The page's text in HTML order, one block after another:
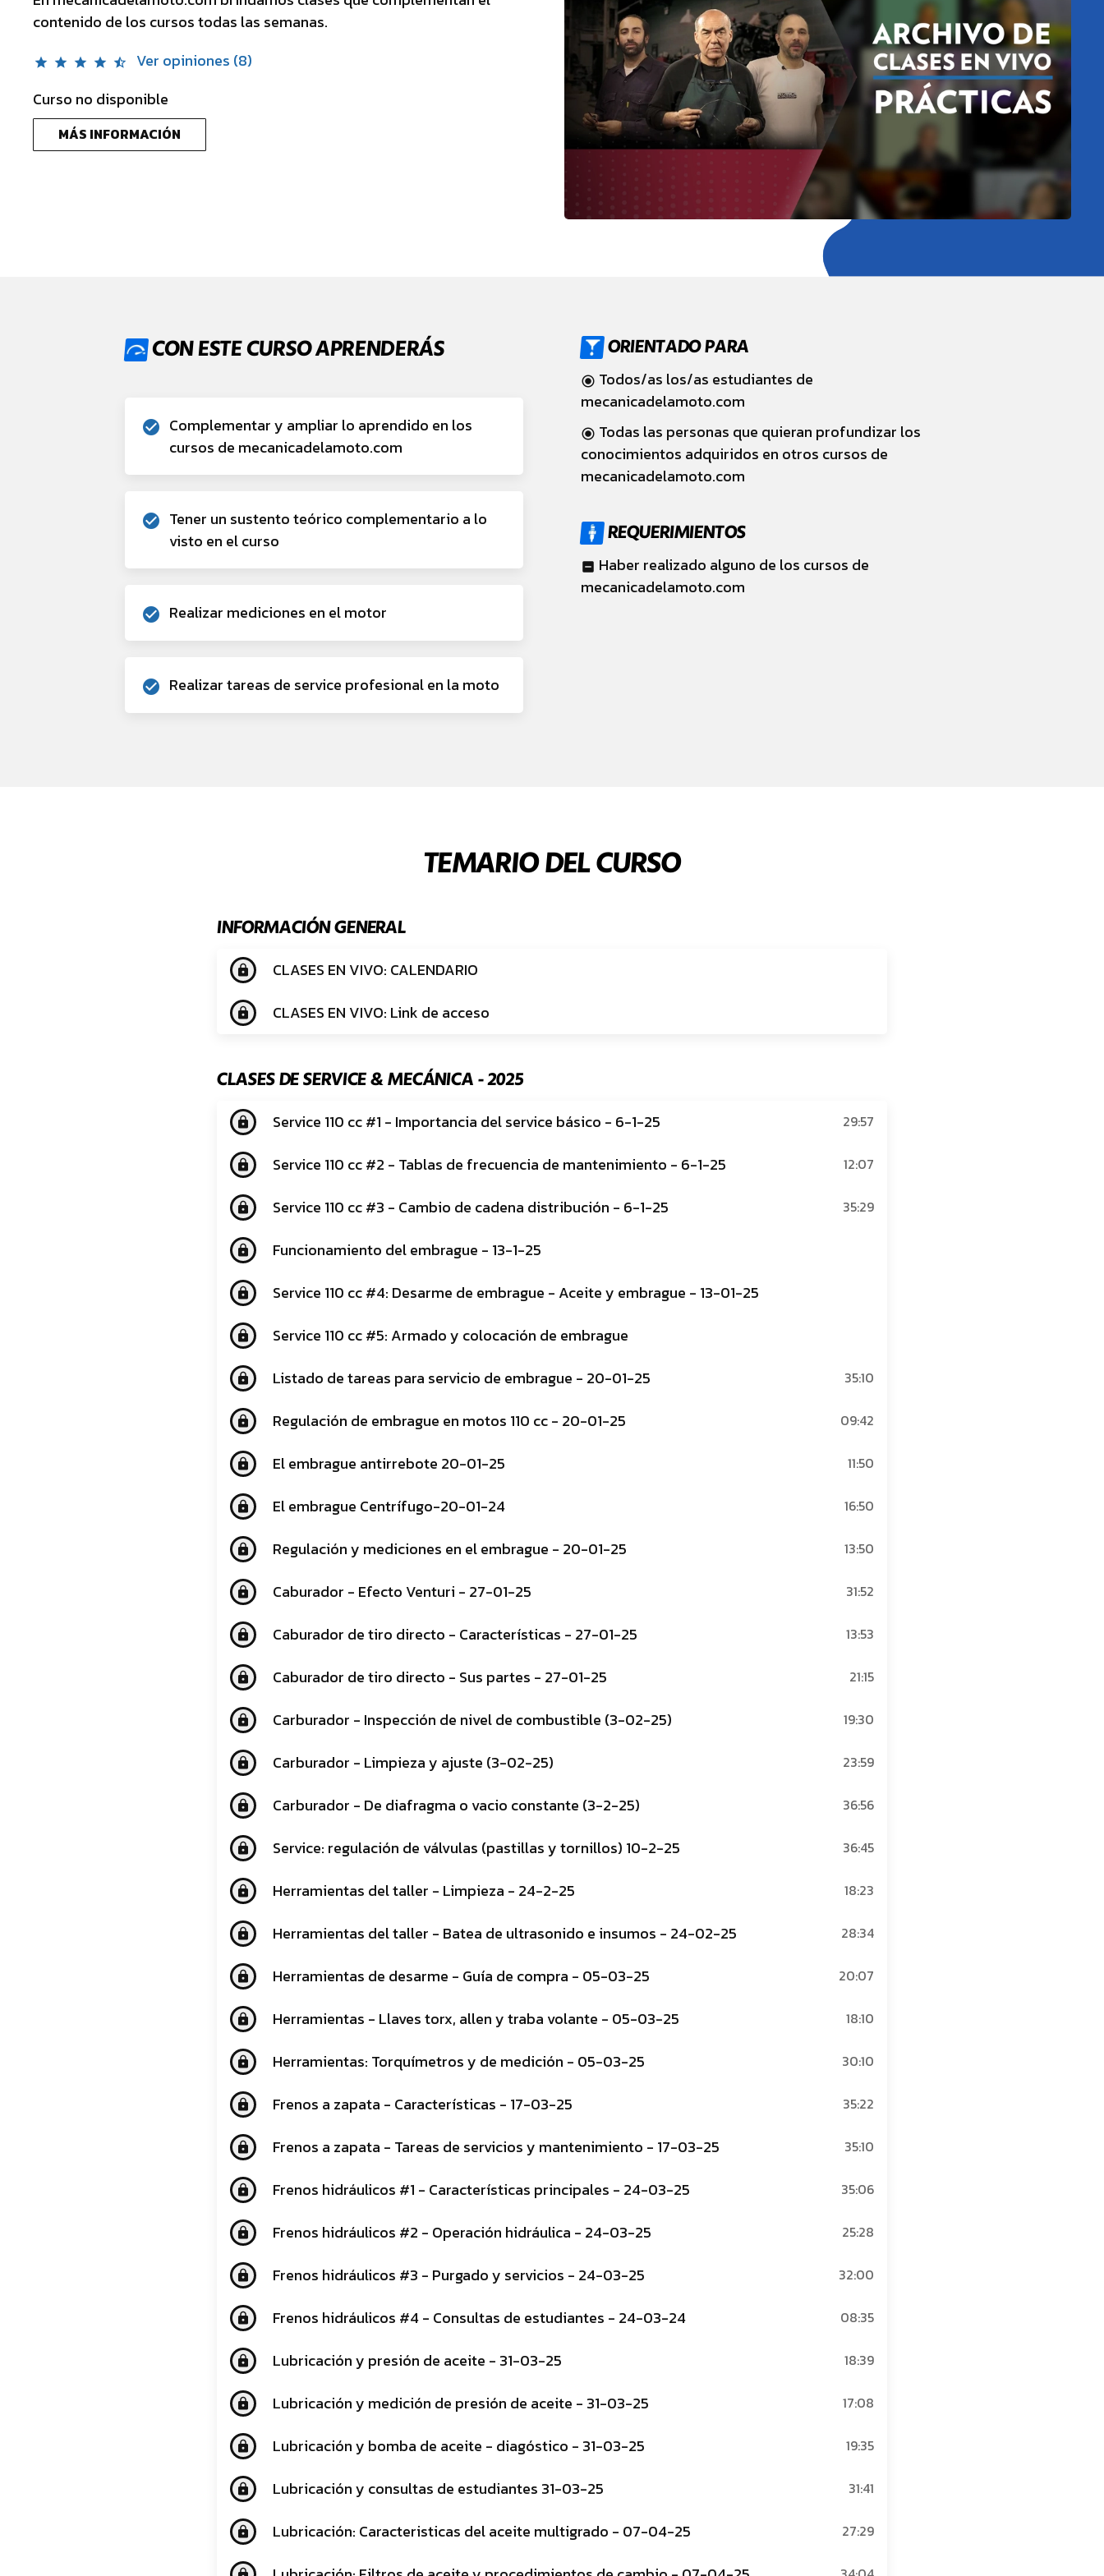
contenido de los cursos todas las semanas.
star star star star star_half
Ver opiniones (8)
Curso no disponible
MÁS INFORMACIÓN
CON ESTE CURSO APRENDERÁS
check_circle Complementar y ampliar lo aprendido en los
cursos de mecanicadelamoto.com
check_circle Tener un sustento teórico complementario a lo
visto en el curso
check_circle Realizar mediciones en el motor
check_circle Realizar tareas de service profesional en la moto
ORIENTADO PARA
radio_button_checked Todos/as los/as estudiantes de
mecanicadelamoto.com
radio_button_checked Todas las personas que quieran profundizar los
conocimientos adquiridos en otros cursos de
mecanicadelamoto.com
REQUERIMIENTOS
indeterminate_check_box Haber realizado alguno de los cursos de
mecanicadelamoto.com
TEMARIO DEL CURSO
INFORMACIÓN GENERAL
lock CLASES EN VIVO: CALENDARIO
lock CLASES EN VIVO: Link de acceso
CLASES DE SERVICE & MECÁNICA - 2025
lock Service 110 cc #1 - Importancia del service básico - 6-1-25 29:57
lock Service 110 cc #2 - Tablas de frecuencia de mantenimiento - 6-1-25 12:07
lock Service 110 cc #3 - Cambio de cadena distribución - 6-1-25 35:29
lock Funcionamiento del embrague - 13-1-25
lock Service 110 cc #4: Desarme de embrague - Aceite y embrague - 13-01-25
lock Service 110 cc #5: Armado y colocación de embrague
lock Listado de tareas para servicio de embrague - 20-01-25 35:10
lock Regulación de embrague en motos 110 cc - 20-01-25 09:42
lock El embrague antirrebote 20-01-25 11:50
lock El embrague Centrífugo-20-01-24 16:50
lock Regulación y mediciones en el embrague - 20-01-25 13:50
lock Caburador - Efecto Venturi - 27-01-25 31:52
lock Caburador de tiro directo - Características - 27-01-25 13:53
lock Caburador de tiro directo - Sus partes - 27-01-25 21:15
lock Carburador - Inspección de nivel de combustible (3-02-25) 19:30
lock Carburador - Limpieza y ajuste (3-02-25) 23:59
lock Carburador - De diafragma o vacio constante (3-2-25) 36:56
lock Service: regulación de válvulas (pastillas y tornillos) 10-2-25 36:45
lock Herramientas del taller - Limpieza - 24-2-25 18:23
lock Herramientas del taller - Batea de ultrasonido e insumos - 24-02-25 28:34
lock Herramientas de desarme - Guía de compra - 05-03-25 20:07
lock Herramientas - Llaves torx, allen y traba volante - 05-03-25 18:10
lock Herramientas: Torquímetros y de medición - 05-03-25 30:10
lock Frenos a zapata - Características - 17-03-25 35:22
lock Frenos a zapata - Tareas de servicios y mantenimiento - 17-03-25 35:10
lock Frenos hidráulicos #1 - Características principales - 24-03-25 35:06
lock Frenos hidráulicos #2 - Operación hidráulica - 24-03-25 25:28
lock Frenos hidráulicos #3 - Purgado y servicios - 24-03-25 32:00
lock Frenos hidráulicos #4 - Consultas de estudiantes - 24-03-24 08:35
lock Lubricación y presión de aceite - 31-03-25 18:39
lock Lubricación y medición de presión de aceite - 31-03-25 17:08
lock Lubricación y bomba de aceite - diagóstico - 31-03-25 19:35
lock Lubricación y consultas de estudiantes 31-03-25 31:41
lock Lubricación: Caracteristicas del aceite multigrado - 07-04-25 27:29